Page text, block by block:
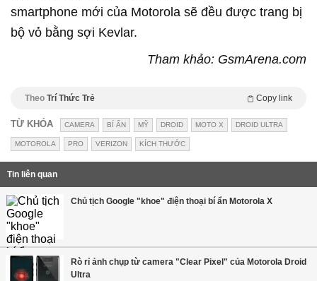
smartphone mới của Motorola sẽ đều được trang bị
bộ vỏ bằng sợi Kevlar.
Tham khảo: GsmArena.com
Theo Trí Thức Trẻ Copy link
TỪ KHÓA CAMERA BÍ ẨN MỸ DROID MOTO X DROID ULTRA
MOTOROLA PRO VERIZON KÍCH THƯỚC
Tin liên quan
Chủ tịch Google "khoe" điện thoại bí ẩn Motorola X
Rò rỉ ảnh chụp từ camera "Clear Pixel" của Motorola Droid
Ultra